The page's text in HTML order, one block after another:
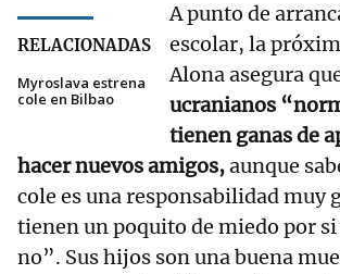
RELACIONADAS
Myroslava estrena
cole en Bilbao
A punto de
escolar, la
Alona asegura
ucranianos
tienen ganas de
hacer nuevos amigos,aunque
cole es una responsabilidad muy
tienen un poquito de miedo por si
no”. Sus hijos son una buena